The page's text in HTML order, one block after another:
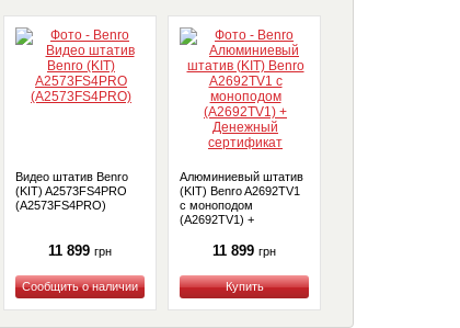
Видео штатив Benro
(KIT) A2573FS4PRO
(A2573FS4PRO)
11 899 грн
Купить
Алюминиевый штатив
(KIT) Benro A2692TV1
с моноподом
(A2692TV1) +
11 899 грн
Купить